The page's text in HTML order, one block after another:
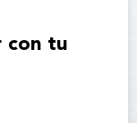
con tu